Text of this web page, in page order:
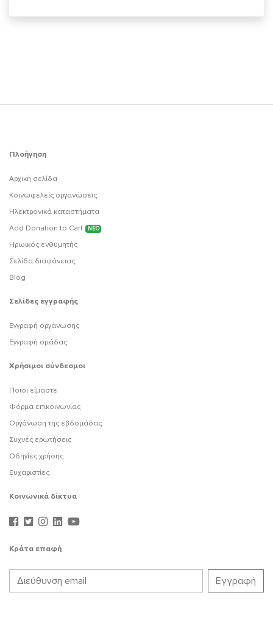
Πλοήγηση
Αρχική σελίδα
Κοινωφελείς οργανώσεις
Ηλεκτρονικά καταστήματα
Add Donation to Cart
ΝΕΟ
Ηρωικός ενθυμητής
Σελίδα διαφάνειας
Blog
Σελίδες εγγραφής
Εγγραφή οργάνωσης
Εγγραφή ομάδας
Χρήσιμοι σύνδεσμοι
Ποιοι είμαστε
Φόρμα επικοινωνίας
Οργάνωση της εβδομάδας
Συχνές ερωτήσεις
Οδηγίες χρήσης
Ευχαριστίες
Κοινωνικά δίκτυα
Κράτα επαφή